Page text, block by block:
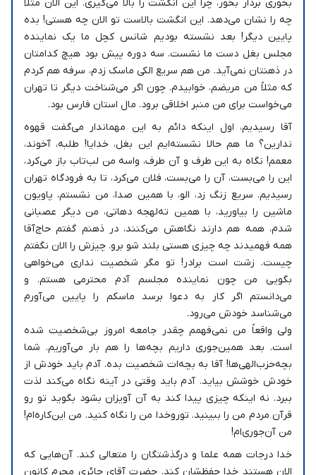
بخوری بردار بخور، چرا این انگشت را بالا می‌گیری. این الان مثلاً
چه را نشان می‌دهد. این انگشت بالاست تو الان چه هستی! بده
پایین دیگر! بعد نشسته بودیم شانس کچل ما یک نماینده
مجلس بغل دست ما نشست. سه دوره پیش بود هیچ کدامتان
در ذهنتان نمی‌آید. من هم سریع الکی ماسک زدم، سرفه هم کردم
که مثلاً من مریضم، خوابیدم. چون اگر می‌شناخت دیگر تا تهران
می‌خواست برای من منبر اخلاقی برود. مال استان فارس بود.
آقا رسیدیم، اول اینکه دائم به این مهماندار می‌گفت قهوه
ندارین؟ ما هم حالا نشسته‌ایم این بغل، خدایا! طلبه، آخوند،
معمم! نگاه به این طرف و آن طرف، واسه من لب‌تاب باز می‌کرد،
این را می‌بست، آن را می‌بست، فلان می‌کرد، تا به فرودگاه تهران
رسیدیم. سریع زنگ زد، الو، با همین صدا، من نشستم، پاویون
ماشین را بیاورید، با همین ته‌لهجه دهاتی، من دیگر عصبانی
شدم، همه هم دارند نگاهش می‌کنند، در ذهنم گفتم حاج‌آقا
همه فهمیدند چه چیزی هستی بلند شو برو. چیزش را الان نگفتم
چیست. زشت است برادر! تو مگر شخصیت نداری می‌خواهی
بگویی من چون نماینده مجلسم آدم محترمی هستم. و
می‌دانستم اگر کار به دعوا برسد ماسکم را پایین می‌آورم
می‌شناسد خودش می‌رود.
ولی واقعاً من نمی‌فهمم چقدر جامعه امروز بی‌شخصیت شده
است. بعد همین‌جوری داریم بچه‌ها را هم بار می‌آوریم. شما
بچه‌حزب‌الهی‌ها! آقا به بچه‌ات شخصیت بده. آدم باید خودش از
خودش خوشش بیاید. آدم باید وقتی در آینه نگاه می‌کند لذت
ببرد. نه اینکه چیزی پیدا کند به آن آویزان بشود بگوید تو رو
قرآن مردم من را ببینید. توروخدا من را نگاه کنید. من این‌کاره‌ام!
من آن‌جوری‌ام!
خدا درجات همه علما و درگذشتگان را متعالی کند. آن‌هایی که
الان هستند خدا حفظشان کند. حضرت آقای حائری محرم کانون